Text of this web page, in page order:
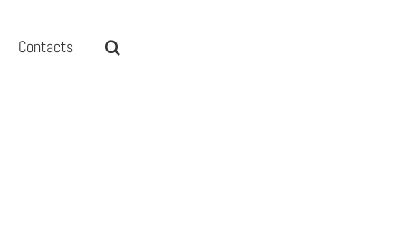
Contacts